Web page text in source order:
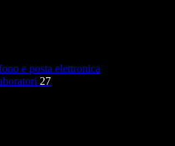
e posta elettronica
27